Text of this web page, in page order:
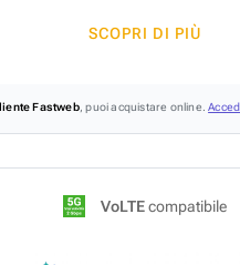
SCOPRI DI PIÙ
Fastweb, puoi acquistare online.
VoLTEcompatibile